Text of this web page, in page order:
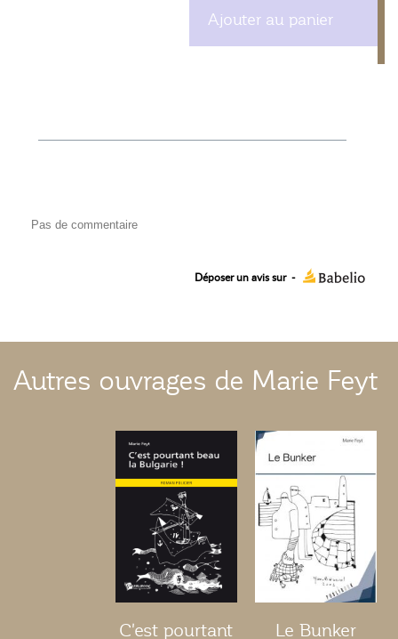
Ajouter au panier
Pas de commentaire
Déposer un avis sur -
Autres ouvrages de Marie Feyt
C'est pourtant
Le Bunker